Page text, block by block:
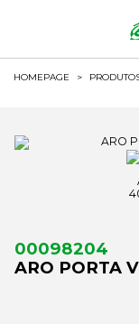
HOMEPAGE >
00098204
ARO PORTA